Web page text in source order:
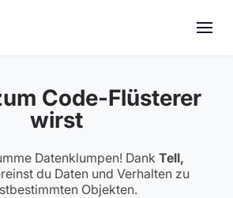
Code-Flüsterer
wirst
Datenklumpen! Dank Tell,
du Daten und Verhalten zu
Objekten.